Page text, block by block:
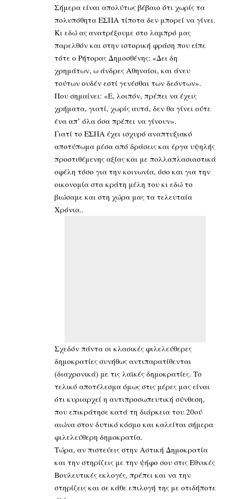
Σήμερα είναι απολύτως βέβαιο ότι χωρίς τα
πολυπόθητα ΕΣΠΑ τίποτα δεν μπορεί να γίνει.
Κι εδώ ας ανατρέξουμε στο λαμπρό μας
παρελθόν και στην ιστορική φράση που είπε
τότε ο Ρήτορας Δημοσθένης: «Δει δη
χρημάτων, ω άνδρες Αθηναίοι, και άνευ
τούτων ουδέν εστί γενέσθαι των δεόντων».
Που σημαίνει: «Ε, λοιπόν, πρέπει να έχεις
χρήματα, γιατί, χωρίς αυτά, δεν θα γίνει ούτε
ένα απ’ όλα όσα πρέπει να γίνουν».
Γιατί το ΕΣΠΑ έχει ισχυρό αναπτυξιακό
αποτύπωμα μέσα από δράσεις και έργα υψηλής
προστιθέμενης αξίας και με πολλαπλασιαστικά
οφέλη τόσο για την κοινωνία, όσο και για την
οικονομία στα κράτη μέλη του κι εδώ το
βιώσαμε και στη χώρα μας τα τελευταία
Χρόνια..
Σχεδόν πάντα οι κλασικές φιλελεύθερες
δημοκρατίες συνήθως αντιπαρατίθενται
(διαχρονικά) με τις λαϊκές δημοκρατίες. Το
τελικό αποτέλεσμα όμως στις μέρες μας είναι
ότι κυριαρχεί η αντιπροσωπευτική σύνθεση,
που επικράτησε κατά τη διάρκεια του 20ού
αιώνα στον δυτικό κόσμο και καλείται σήμερα
φιλελεύθερη δημοκρατία.
Τώρα, αν πιστεύεις στην Αστική Δημοκρατία
και την στηρίζεις με την ψήφο σου στις Εθνικές
Βουλευτικές εκλογές, πρέπει και να την
στηρίζεις και σε κάθε επιλογή της με οτιδήποτε